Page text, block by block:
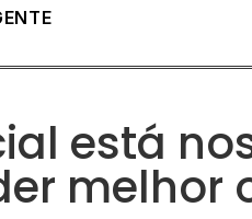
está
melhor